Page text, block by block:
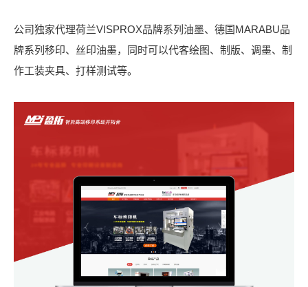
公司独家代理荷兰VISPROX品牌系列油墨、德国MARABU品
牌系列移印、丝印油墨，同时可以代客绘图、制版、调墨、制
作工装夹具、打样测试等。